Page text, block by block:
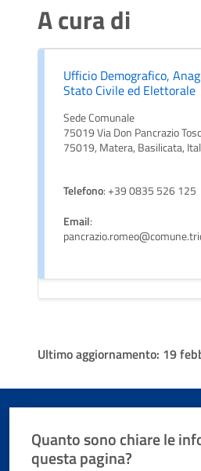
A cura di
Ufficio Demografico,
Stato Civile ed Elettorale
Sede Comunale
75019 Via Don Pancrazio
75019, Matera, Basilicata,
Telefono: +39 0835 526 125
Email:
Ultimo aggiornamento: 19
Quanto sono chiare le
questa pagina?